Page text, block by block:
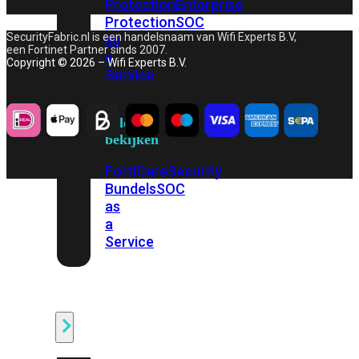
ProtectionEnterprise
ProtectionSOC
as
a
Service
Alles
bekijken
FortiCareSecurity
BundelsSOC
as
a
Service
SecurityFabric.nl is een handelsnaam van Wifi Experts B.V,
een Fortinet Partner sinds 2007.
Copyright © 2026 – Wifi Experts B.V.